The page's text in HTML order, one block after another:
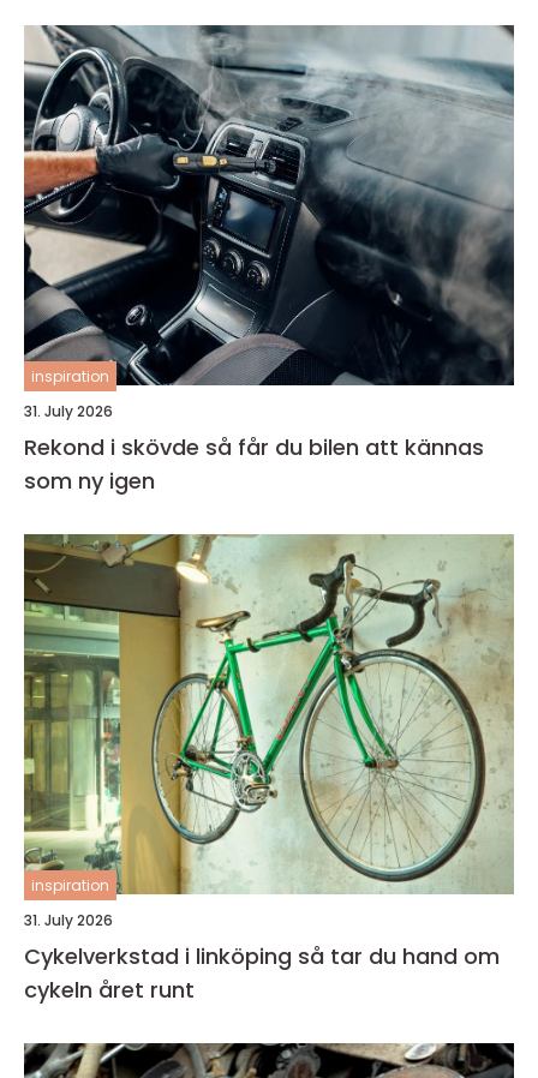
inspiration
31. July 2026
Rekond i skövde så får du bilen att kännas
som ny igen
inspiration
31. July 2026
Cykelverkstad i linköping så tar du hand om
cykeln året runt